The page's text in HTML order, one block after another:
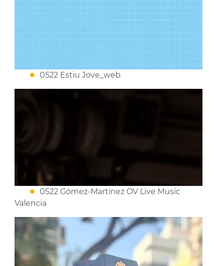
0522 Estiu Jove_web
0522 Gómez-Martínez OV Live Music
Valencia